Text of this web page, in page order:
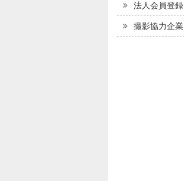
法人会員登録
撮影協力企業